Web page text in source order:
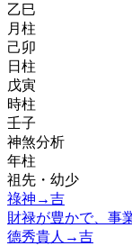
乙巳
月柱
己卯
日柱
戊寅
時柱
壬子
神煞分析
年柱
祖先・幼少
祿神 →吉
財禄が豊かで、事
德秀貴人 →吉